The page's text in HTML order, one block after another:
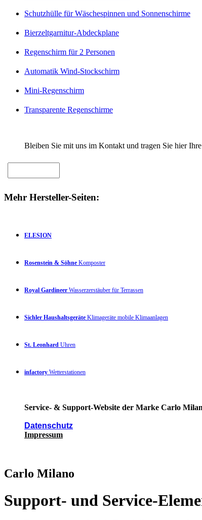
Schutzhülle für Wäschespinnen und Sonnenschirme
Bierzeltgarnitur-Abdeckplane
Regenschirm für 2 Personen
Automatik Wind-Stockschirm
Mini-Regenschirm
Transparente Regenschirme
Bleiben Sie mit uns im Kontakt und tragen Sie hier
Mehr Hersteller-Seiten:
ELESION
Rosenstein & Söhne Komposter
Royal Gardineer Wasserzerstäuber für Terrassen
Sichler Haushaltsgeräte Klimageräte mobile Klimaanlagen
St. Leonhard Uhren
infactory Wetterstationen
Service- & Support-Website der Marke Carlo
Datenschutz
Impressum
Carlo Milano
Support- und Service-